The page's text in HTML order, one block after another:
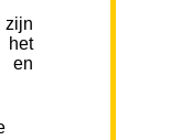
en